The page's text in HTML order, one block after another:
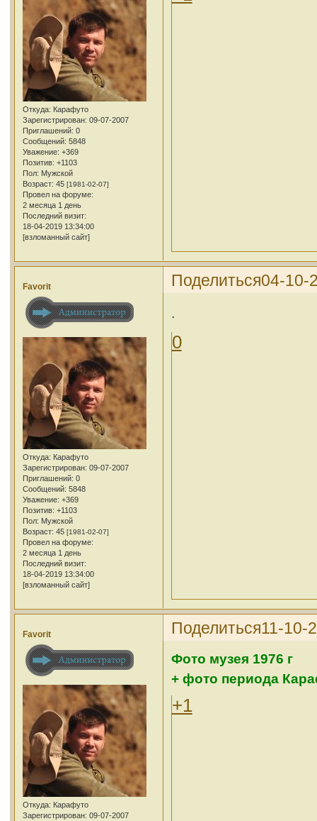
Откуда: Карафуто
Зарегистрирован: 09-07-2007
Приглашений: 0
Сообщений: 5848
Уважение: +369
Позитив: +1103
Пол: Мужской
Возраст: 45 [1981-02-07]
Провел на форуме:
2 месяца 1 день
Последний визит:
18-04-2019 13:34:00
[взломанный сайт]
Поделиться04-10-
Favorit
Откуда: Карафуто
Зарегистрирован: 09-07-2007
Приглашений: 0
Сообщений: 5848
Уважение: +369
Позитив: +1103
Пол: Мужской
Возраст: 45 [1981-02-07]
Провел на форуме:
2 месяца 1 день
Последний визит:
18-04-2019 13:34:00
[взломанный сайт]
.
0
Поделиться11-10-
Favorit
Откуда: Карафуто
Зарегистрирован: 09-07-2007
Фото музея 1976 г
+ фото периода
+1